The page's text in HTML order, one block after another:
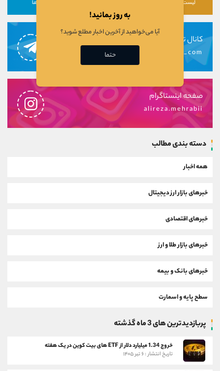
لیست رمزارزها دوره ها
کانال تلگرام
alirezamehrabi_com
صفحه اینستاگرام
alireza.mehrabii
دسته بندی مطالب
همه اخبار
خبرهای بازار ارز دیجیتال
خبرهای اقتصادی
خبرهای بازار طلا و ارز
خبرهای بانک و بیمه
سطح پایه و اسمارت
پربازدیدترین های 3 ماه گذشته
خروج 1.34 میلیارد دلار از ETF های بیت کوین در یک هفته
تاریخ انتشار : ۶ تیر ۱۴۰۵
به روز بمانید!
آیا می‌خواهید از آخرین اخبار مطلع شوید؟
حتما